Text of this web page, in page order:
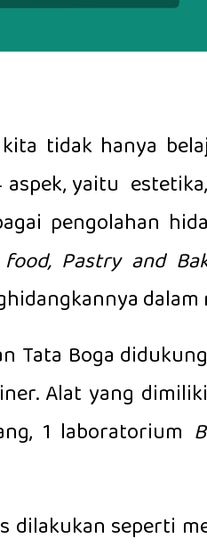
tidak hanya
yaitu
pengolahan
Pastry and
Tata Boga
Alat yang
1 laboratorium
seperti